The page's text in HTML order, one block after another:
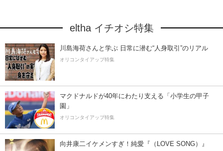
eltha イチオシ特集
川島海荷さんと学ぶ 日常に潜む“人身取引”のリアル
オリコンタイアップ特集
マクドナルドが40年にわたり支える「小学生の甲子
園」
オリコンタイアップ特集
向井康二イケメンすぎ！純愛『（LOVE SONG）』